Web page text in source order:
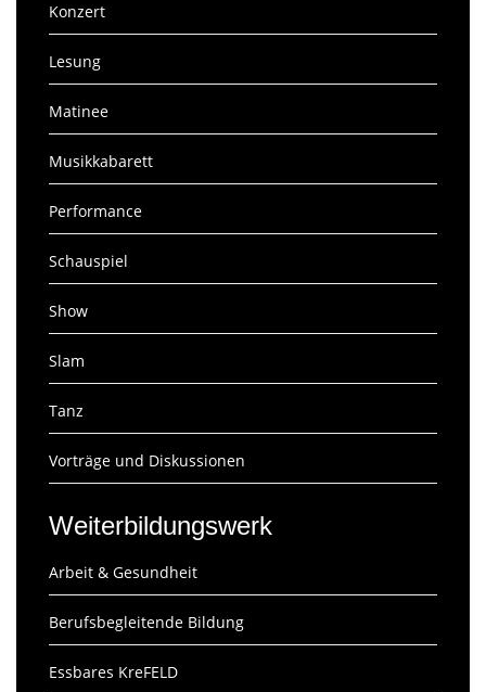
Konzert
Lesung
Matinee
Musikkabarett
Performance
Schauspiel
Show
Slam
Tanz
Vorträge und Diskussionen
Weiterbildungswerk
Arbeit & Gesundheit
Berufsbegleitende Bildung
Essbares KreFELD